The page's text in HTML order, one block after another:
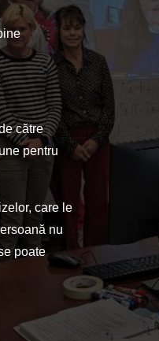
către
pentru
care le
nu
poate